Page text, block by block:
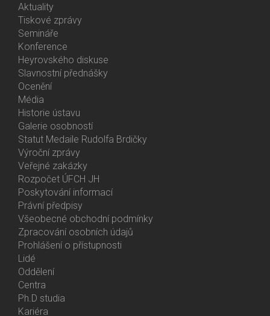
Bottom
Menu
Activities
Aktuality
Tiskové zprávy
Semináře
Konference
Heyrovského diskuse
Slavnostní přednášky
Ocenění
Média
Historie ústavu
Galerie osobností
Statut Medaile Rudolfa Brdičky
Bottom
Menu
About
Us
Výroční zprávy
Veřejné zakázky
Rozpočet ÚFCH JH
Poskytování informací
Právní předpisy
Všeobecné obchodní podmínky
Zpracování osobních údajů
Prohlášení o přístupnosti
Bottom
Menu
Contacts
Lidé
Oddělení
Centra
Ph.D studia
Kariéra